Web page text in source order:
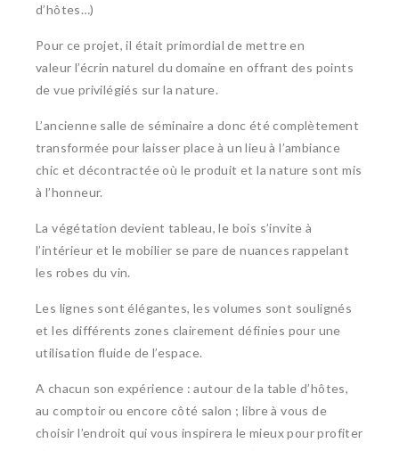
d’hôtes…)
Pour ce projet, il était primordial de mettre en
valeur l’écrin naturel du domaine en offrant des points
de vue privilégiés sur la nature.
L’ancienne salle de séminaire a donc été complètement
transformée pour laisser place à un lieu à l’ambiance
chic et décontractée où le produit et la nature sont mis
à l’honneur.
La végétation devient tableau, le bois s’invite à
l’intérieur et le mobilier se pare de nuances rappelant
les robes du vin.
Les lignes sont élégantes, les volumes sont soulignés
et les différents zones clairement définies pour une
utilisation fluide de l’espace.
A chacun son expérience : autour de la table d’hôtes,
au comptoir ou encore côté salon ; libre à vous de
choisir l’endroit qui vous inspirera le mieux pour profiter